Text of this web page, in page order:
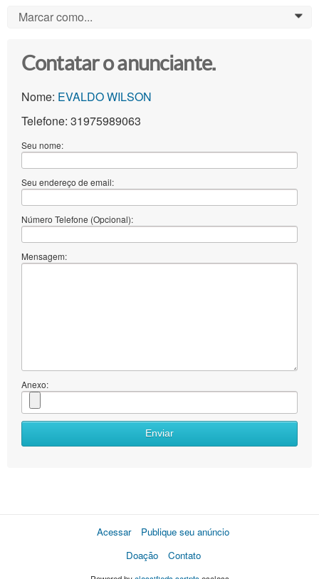
Marcar como... 0
Contatar o anunciante.
Nome: EVALDO WILSON
Telefone: 31975989063
Seu nome:
Seu endereço de email:
Número Telefone (Opcional):
Mensagem:
Anexo:
Enviar
Acessar
Publique seu anúncio
Doação
Contato